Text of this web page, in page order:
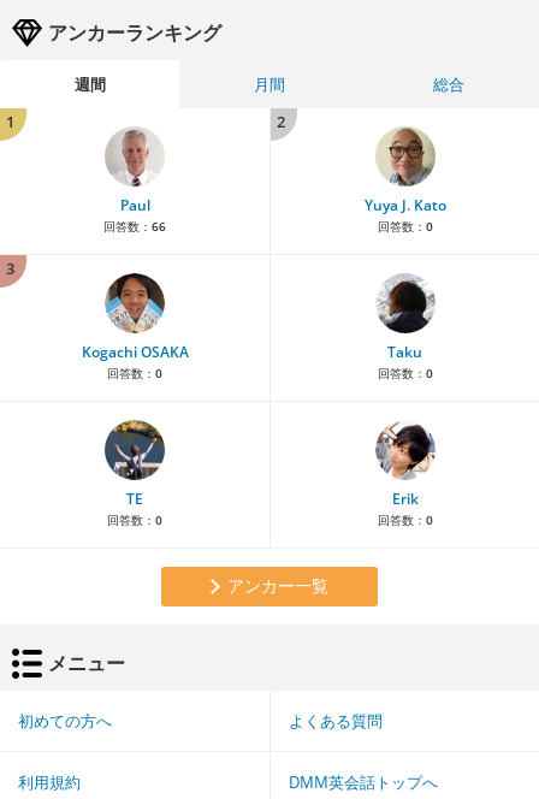
アンカーランキング
週間 月間
総合
1
Paul
回答数： 66
2
Yuya J. Kato
回答数： 0
3
Kogachi OSAKA
回答数： 0
Taku
回答数： 0
TE
回答数： 0
Erik
回答数： 0
アンカー一覧
メニュー
初めての方へ よくある質問
利用規約 DMM英会話トップへ